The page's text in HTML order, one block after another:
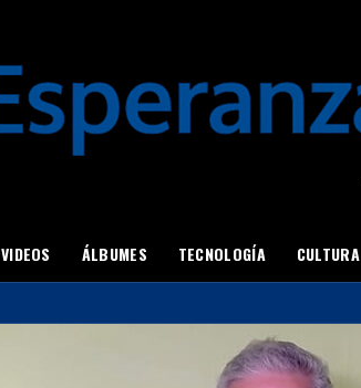
VIDEOS ÁLBUMES TECNOLOGÍA CULTURA